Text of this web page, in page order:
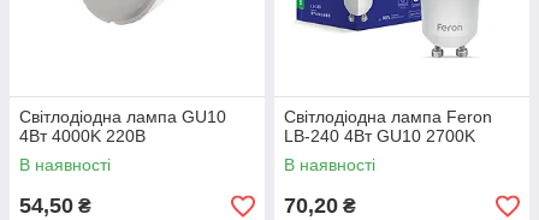
Світлодіодна лампа GU10
4Вт 4000K 220В
В наявності
54,50 ₴
Світлодіодна лампа Feron
LB-240 4Вт GU10 2700K
В наявності
70,20 ₴